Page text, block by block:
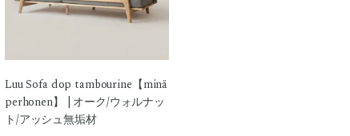
Luu Sofa dop tambourine【minä
perhonen】 | オーク/ウォルナッ
ト/アッシュ無垢材